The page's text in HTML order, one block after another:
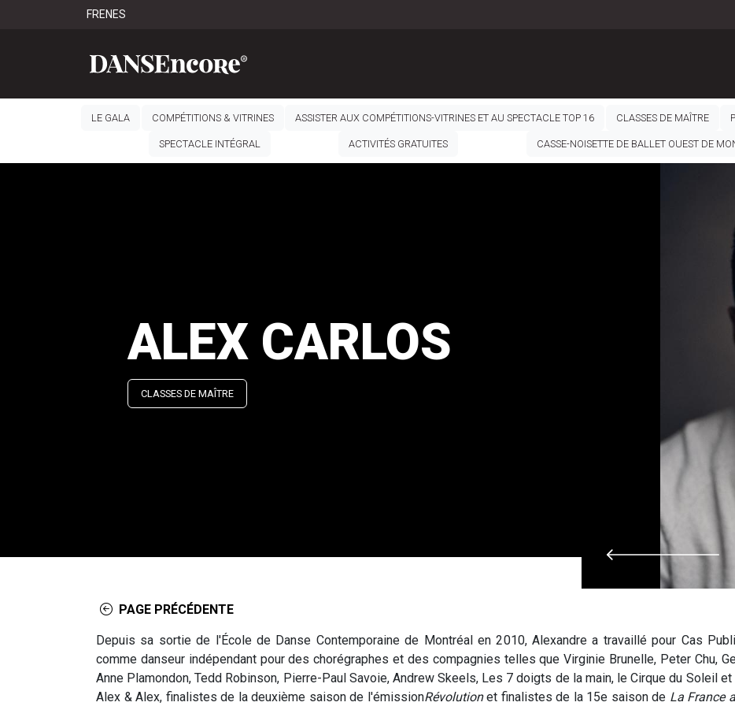
FREN ES
LE GALA COMPÉTITIONS & VITRINES ASSISTER AUX COMPÉTITIONS-VITRINES ET AU SPECTACLE TOP 16 CLASSES DE MAÎTRE
SPECTACLE INTÉGRAL ACTIVITÉS GRATUITES CASSE-NOISETTE DE BALLET OUEST DE
ALEX CARLOS
CLASSES DE MAÎTRE
PAGE PRÉCÉDENTE
Depuis sa sortie de l'École de Danse Contemporaine de Montréal en 2010, Alexandre a travaillé pour Cas
comme danseur indépendant pour des chorégraphes et des compagnies telles que Virginie Brunelle, Peter Chu,
Anne Plamondon, Tedd Robinson, Pierre-Paul Savoie, Andrew Skeels, Les 7 doigts de la main, le Cirque du Soleil
Alex & Alex, finalistes de la deuxième saison de l'émissionRévolutionet finalistes de la 15e saison de La France